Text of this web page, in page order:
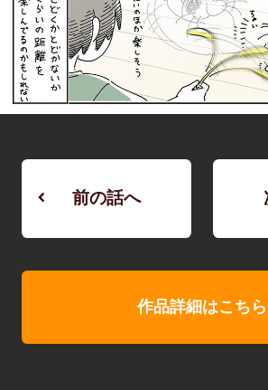
前の話へ
作品詳細はこちら